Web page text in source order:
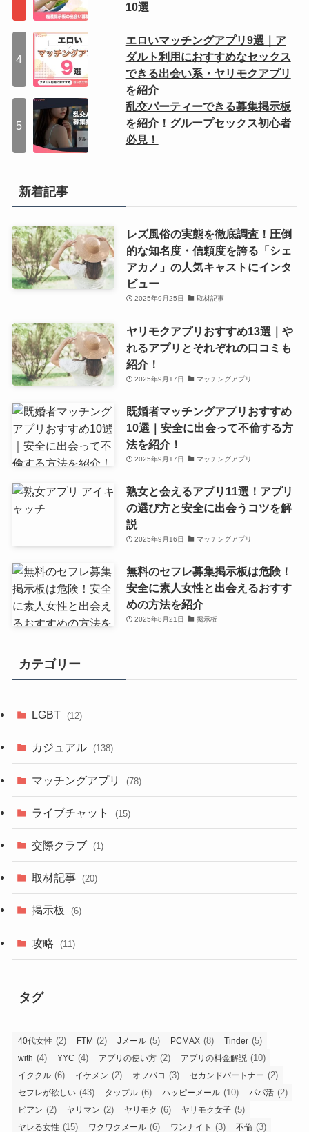
10選
エロいマッチングアプリ9選｜ア
ダルト利用におすすめなセックス
できる出会い系・ヤリモクアプリ
を紹介
乱交パーティーできる募集掲示板
を紹介！グループセックス初心者
必見！
新着記事
レズ風俗の実態を徹底調査！圧倒
的な知名度・信頼度を誇る「シェ
アカノ」の人気キャストにインタ
ビュー
2025年9月25日 取材記事
ヤリモクアプリおすすめ13選｜や
れるアプリとそれぞれの口コミも
紹介！
2025年9月17日 マッチングアプリ
既婚者マッチングアプリおすすめ
10選｜安全に出会って不倫する方
法を紹介！
2025年9月17日 マッチングアプリ
熟女と会えるアプリ11選！アプリ
の選び方と安全に出会うコツを解
説
2025年9月16日 マッチングアプリ
無料のセフレ募集掲示板は危険！
安全に素人女性と出会えるおすす
めの方法を紹介
2025年8月21日 掲示板
カテゴリー
LGBT (12)
カジュアル (138)
マッチングアプリ (78)
ライブチャット (15)
交際クラブ (1)
取材記事 (20)
掲示板 (6)
攻略 (11)
タグ
40代女性 (2) FTM (2) Jメール (5) PCMAX (8) Tinder (5)
with (4) YYC (4) アプリの使い方 (2) アプリの料金解説 (10)
イククル (6) イケメン (2) オフパコ (3) セカンドパートナー (2)
セフレが欲しい (43) タップル (6) ハッピーメール (10) パパ活 (2)
ビアン (2) ヤリマン (2) ヤリモク (6) ヤリモク女子 (5)
ヤレる女性 (15) ワクワクメール (6) ワンナイト (3) 不倫 (3)